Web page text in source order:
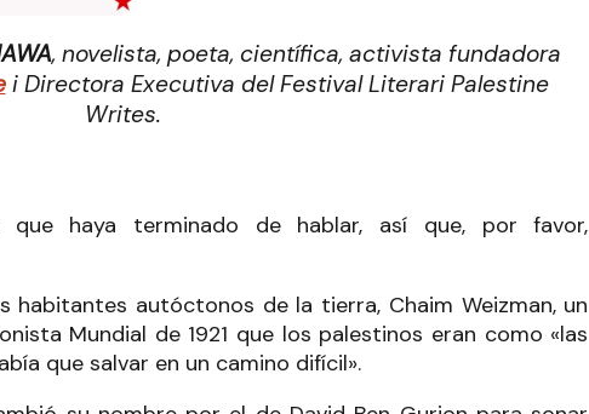
, novelista, poeta, científica, activista fundadora
i Directora Executiva del Festival Literari Palestine
Writes.
que haya terminado de hablar, así que, por favor,
autóctonos de la tierra, Chaim Weizman, un
Mundial de 1921 que los palestinos eran como «las
que salvar en un camino difícil».